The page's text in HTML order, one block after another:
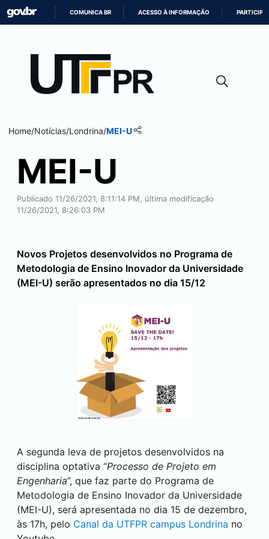
CONTEÚDO
COMUNICA BR ACESSO À INFORMAÇÃO PARTICIPE
Home/Notícias/Londrina/MEI-U
MEI-U
Publicado 11/26/2021, 8:11:14 PM, última modificação
11/26/2021, 8:26:03 PM
Novos Projetos desenvolvidos no Programa de
Metodologia de Ensino Inovador da Universidade
(MEI-U) serão apresentados no dia 15/12
A segunda leva de projetos desenvolvidos na
disciplina optativa “Processo de Projeto em
Engenharia”, que faz parte do Programa de
Metodologia de Ensino Inovador da Universidade
(MEI-U), será apresentada no dia 15 de dezembro,
às 17h, pelo Canal da UTFPR campus Londrina no